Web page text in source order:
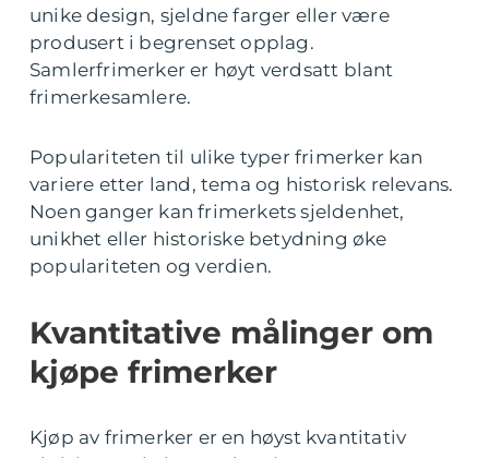
unike design, sjeldne farger eller være
produsert i begrenset opplag.
Samlerfrimerker er høyt verdsatt blant
frimerkesamlere.
Populariteten til ulike typer frimerker kan
variere etter land, tema og historisk relevans.
Noen ganger kan frimerkets sjeldenhet,
unikhet eller historiske betydning øke
populariteten og verdien.
Kvantitative målinger om
kjøpe frimerker
Kjøp av frimerker er en høyst kvantitativ